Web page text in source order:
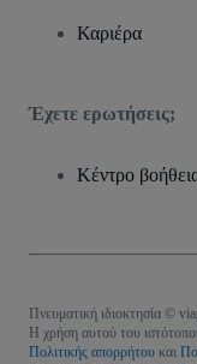
Καριέρα
Έχετε ερωτήσεις;
Κέντρο
Πνευματική ιδιοκτησία ©
Η χρήση αυτού του
Πολιτικής απορρήτου και